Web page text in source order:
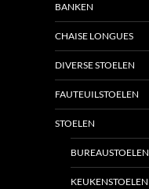
BANKEN
CHAISE LONGUES
DIVERSE STOELEN
FAUTEUILSTOELEN
STOELEN
BUREAUSTOELEN
KEUKENSTOELEN